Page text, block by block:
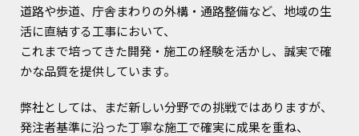
道路や歩道、庁舎まわりの外構・通路整備など、地域の生
活に直結する工事において、
これまで培ってきた開発・施工の経験を活かし、誠実で確
かな品質を提供しています。
弊社としては、まだ新しい分野での挑戦ではありますが、
発注者基準に沿った丁寧な施工で確実に成果を重ね、